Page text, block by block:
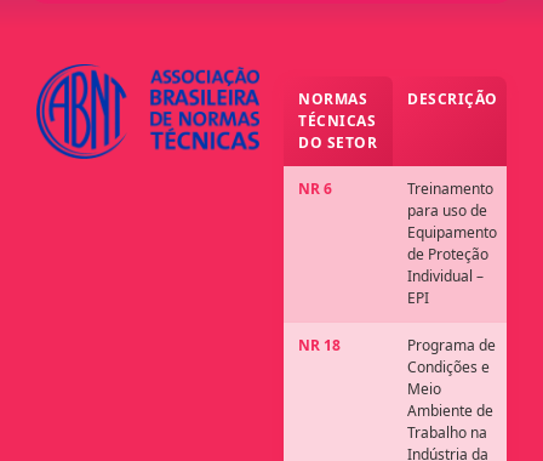
NORMAS
TÉCNICAS
DO SETOR
DESCRIÇÃO
NR 6
Treinamento
para uso de
Equipamento
de Proteção
Individual –
EPI
NR 18
Programa de
Condições e
Meio
Ambiente de
Trabalho na
Indústria da